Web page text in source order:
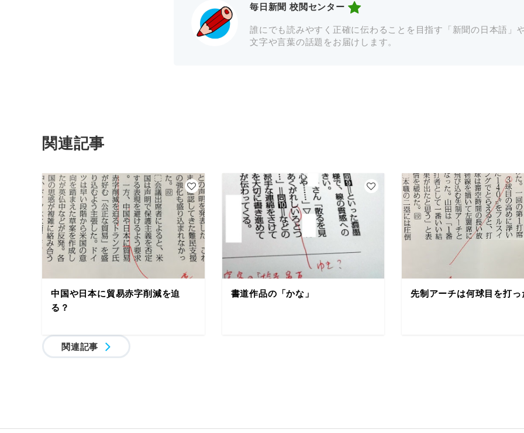
毎日新聞 校閲センター
誰にでも読みやすく正確に伝わることを目指す「新聞の日本語」
文字や言葉の話題をお届けします。
関連記事
中国や日本に貿易赤字削減を迫
る？
書道作品の「かな」 先制アーチは何球目を打っ
関連記事